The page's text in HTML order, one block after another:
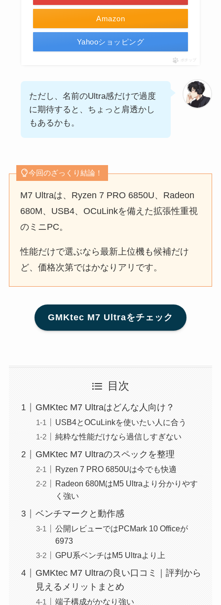
Amazon
Yahooショッピング
ポチップ
ただし、名前のUltra感だけで過度
に期待すると、ちょっと肩透かし
もあるかも。
今回のざっくり結論！
M7 Ultraは、Ryzen 7 PRO 6850U、Radeon
680M、USB4、OCuLinkを備えた拡張性重視
のミニPC。
性能だけで選ぶなら最新上位機も候補だけ
ど、価格次第ではかなりアリです。
GMKtec M7 Ultraをチェック
目次
GMKtec M7 Ultraはどんな人向け？
USB4とOCuLinkを使いたい人に合う
純粋な性能だけなら過信しすぎない
GMKtec M7 Ultraのスペックを整理
Ryzen 7 PRO 6850Uは今でも快適
Radeon 680MはM5 Ultraより分かりやす
く強い
ベンチマークと動作感
公開レビューではPCMark 10 Officeが
6973
GPU系ベンチはM5 Ultraより上
GMKtec M7 Ultraの良い口コミ｜評判から
見えるメリットまとめ
端子構成がかなり強い